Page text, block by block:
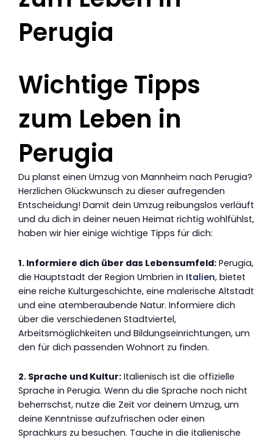
Perugia
Wichtige Tipps
zum Leben in
Perugia
Du planst einen Umzug von Mannheim nach Perugia?
Herzlichen Glückwunsch zu dieser aufregenden
Entscheidung! Damit dein Umzug reibungslos verläuft
und du dich in deiner neuen Heimat richtig wohlfühlst,
haben wir hier einige wichtige Tipps für dich:
1. Informiere dich über das Lebensumfeld: Perugia,
die Hauptstadt der Region Umbrien in Italien, bietet
eine reiche Kulturgeschichte, eine malerische Altstadt
und eine atemberaubende Natur. Informiere dich
über die verschiedenen Stadtviertel,
Arbeitsmöglichkeiten und Bildungseinrichtungen, um
den für dich passenden Wohnort zu finden.
2. Sprache und Kultur: Italienisch ist die offizielle
Sprache in Perugia. Wenn du die Sprache noch nicht
beherrschst, nutze die Zeit vor deinem Umzug, um
deine Kenntnisse aufzufrischen oder einen
Sprachkurs zu besuchen. Tauche in die italienische